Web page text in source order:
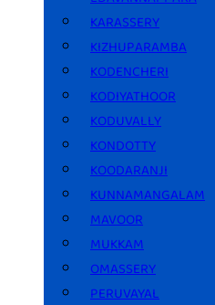
KARASSERY
KIZHUPARAMBA
KODENCHERI
KODIYATHOOR
KODUVALLY
KONDOTTY
KOODARANJI
KUNNAMANGALAM
MAVOOR
MUKKAM
OMASSERY
PERUVAYAL